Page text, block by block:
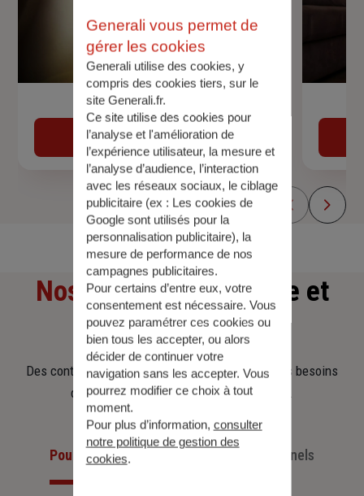
Devis assurance auto
Obtenir une estimation
Nos offresd'assurance et
d'épargne
Des contrats clairs et flexibles pour sécuriser vos besoins
d’aujourd’hui et anticiper ceux de demain.
Pour les particuliers Pour les professionnels
Generali vous permet de
gérer les cookies
Generali utilise des cookies, y
compris des cookies tiers, sur le
site Generali.fr.
Ce site utilise des cookies pour
l’analyse et l'amélioration de
l’expérience utilisateur, la mesure et
l’analyse d’audience, l’interaction
avec les réseaux sociaux, le ciblage
publicitaire (ex : Les cookies de
Google sont utilisés pour la
personnalisation publicitaire), la
mesure de performance de nos
campagnes publicitaires.
Pour certains d’entre eux, votre
consentement est nécessaire. Vous
pouvez paramétrer ces cookies ou
bien tous les accepter, ou alors
décider de continuer votre
navigation sans les accepter. Vous
pourrez modifier ce choix à tout
moment.
Pour plus d’information, consulter
notre politique de gestion des
cookies.